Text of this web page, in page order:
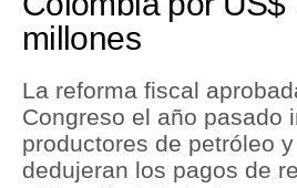
Perú
Política
Tu Dinero
Finanzas Personales
millones
La reforma fiscal
Congreso el año pasado
productores de petróleo
dedujeran los pagos de